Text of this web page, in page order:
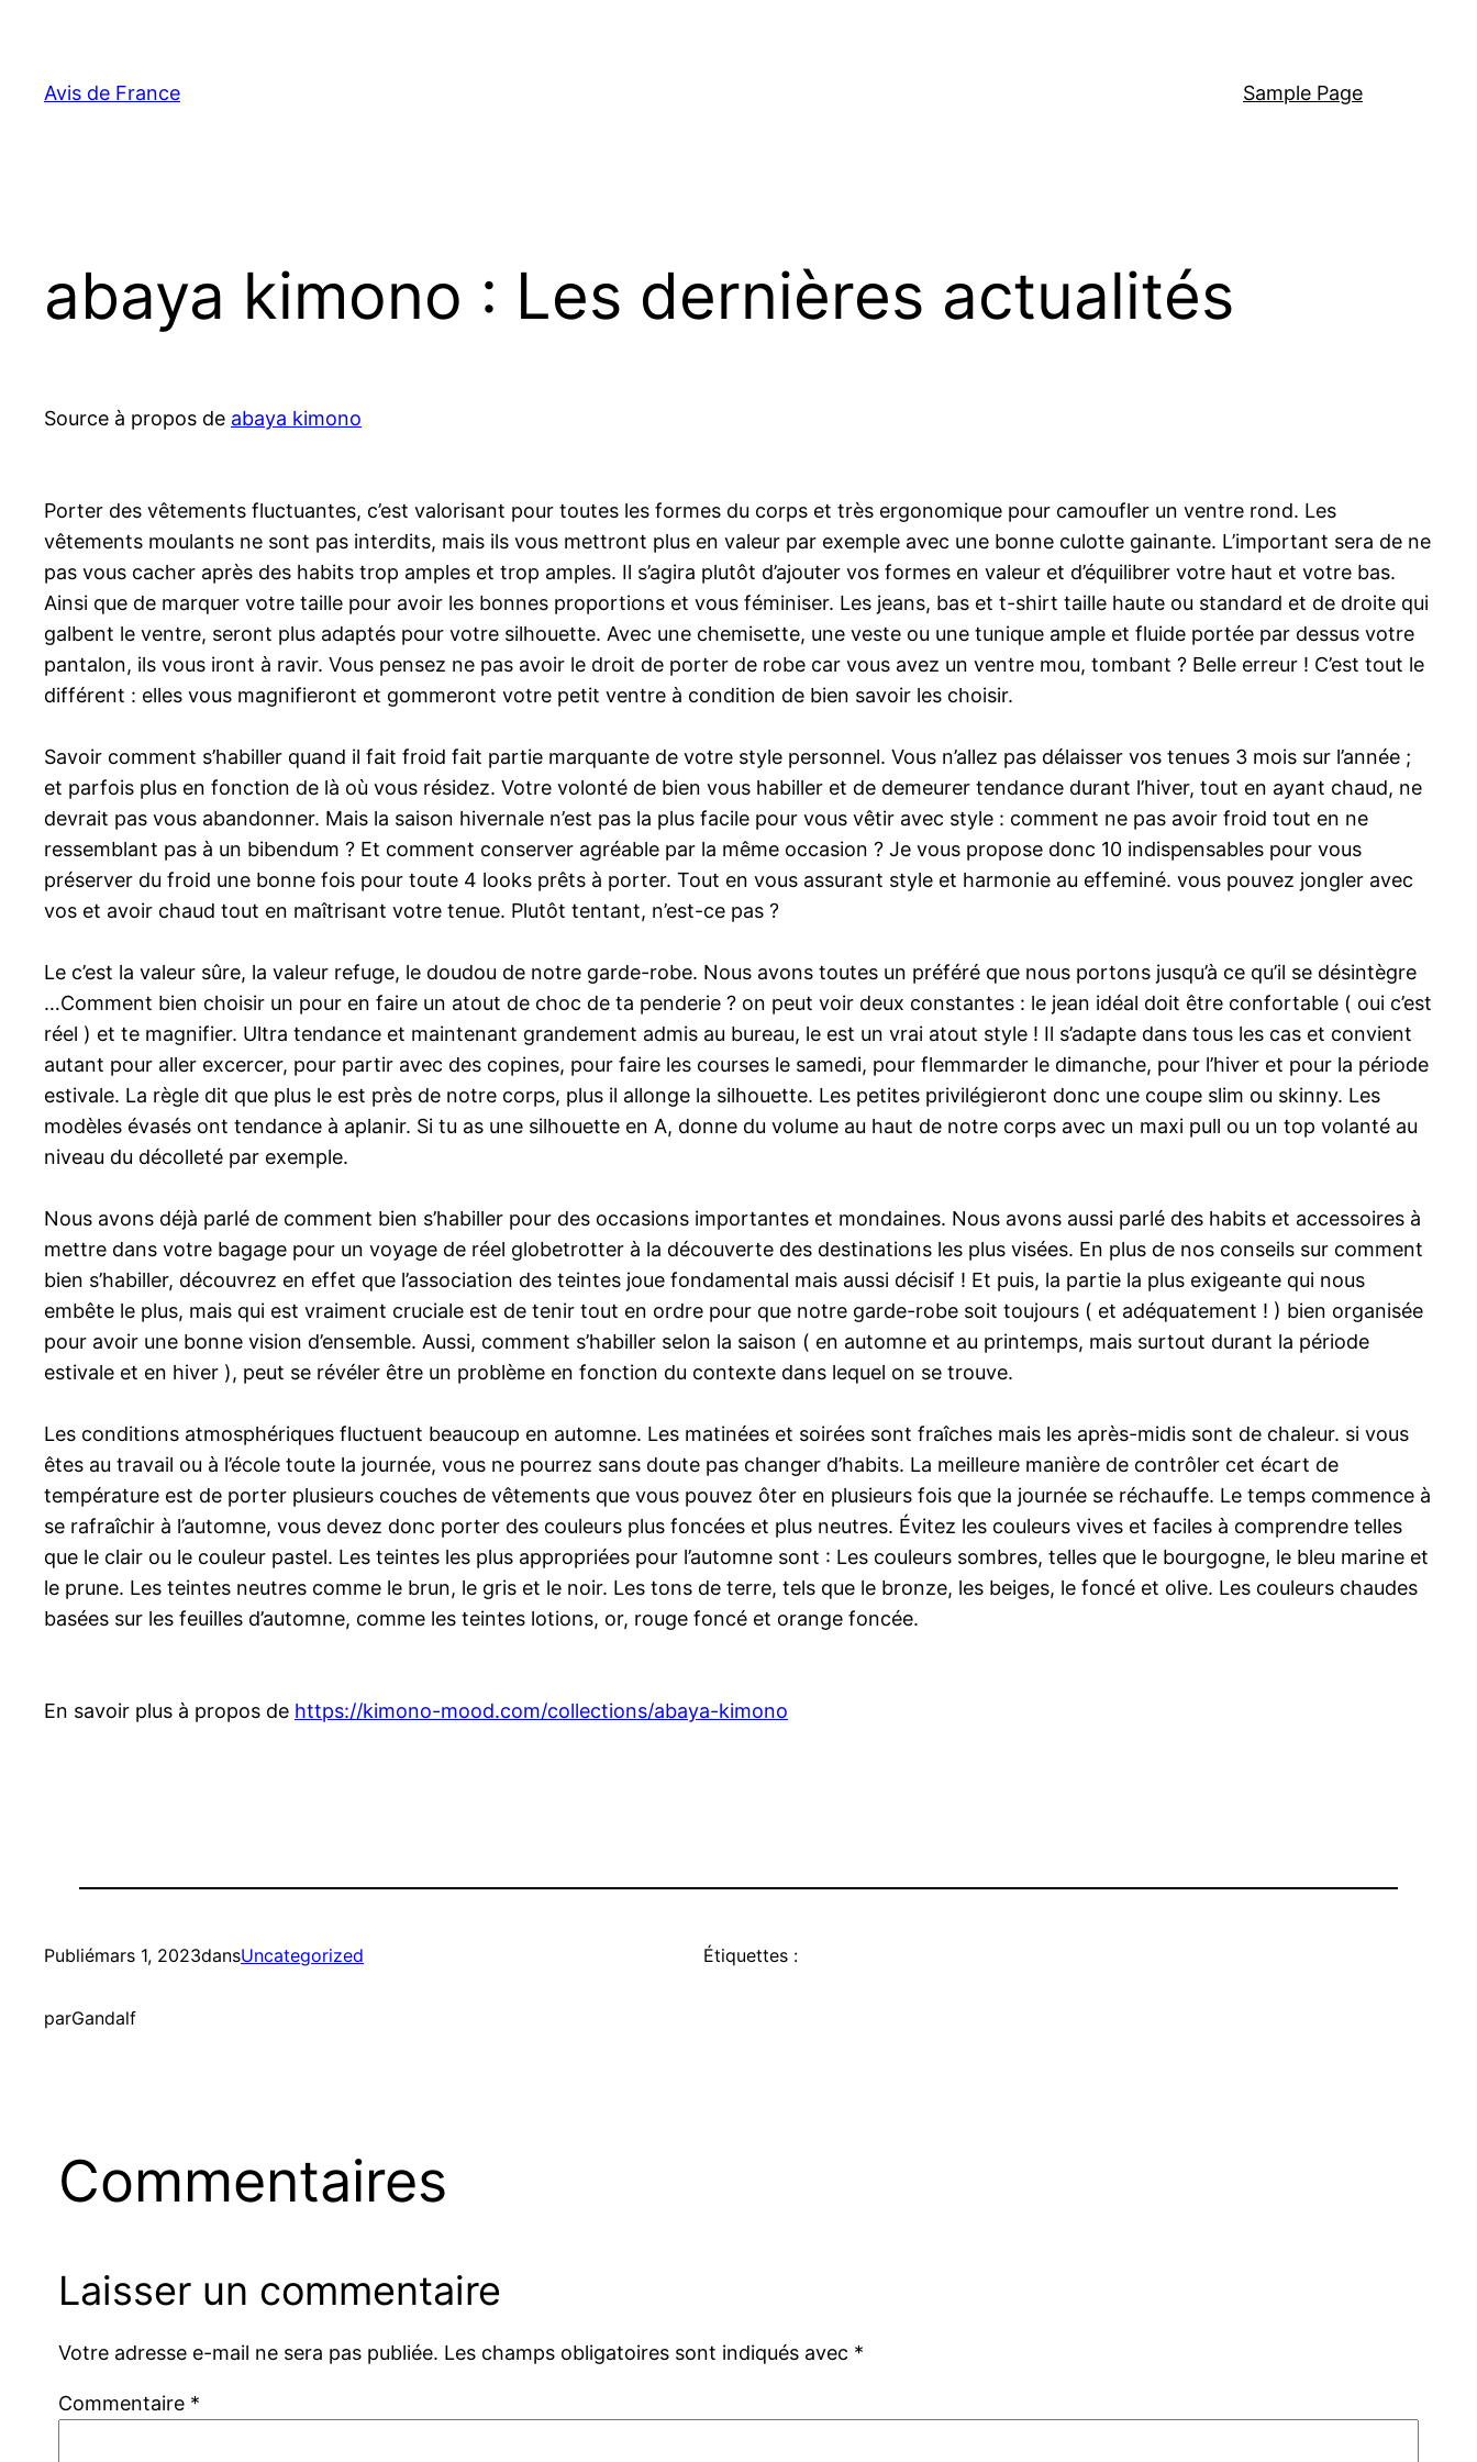
contenu
Avis de France Sample Page
abaya kimono : Les dernières actualités
Source à propos de abaya kimono
Porter des vêtements fluctuantes, c’est valorisant pour toutes les formes du corps et très ergonomique pour camoufler un ventre rond. Les
vêtements moulants ne sont pas interdits, mais ils vous mettront plus en valeur par exemple avec une bonne culotte gainante. L’important sera de ne
pas vous cacher après des habits trop amples et trop amples. Il s’agira plutôt d’ajouter vos formes en valeur et d’équilibrer votre haut et votre bas.
Ainsi que de marquer votre taille pour avoir les bonnes proportions et vous féminiser. Les jeans, bas et t-shirt taille haute ou standard et de droite qui
galbent le ventre, seront plus adaptés pour votre silhouette. Avec une chemisette, une veste ou une tunique ample et fluide portée par dessus votre
pantalon, ils vous iront à ravir. Vous pensez ne pas avoir le droit de porter de robe car vous avez un ventre mou, tombant ? Belle erreur ! C’est tout le
différent : elles vous magnifieront et gommeront votre petit ventre à condition de bien savoir les choisir.
Savoir comment s’habiller quand il fait froid fait partie marquante de votre style personnel. Vous n’allez pas délaisser vos tenues 3 mois sur l’année ;
et parfois plus en fonction de là où vous résidez. Votre volonté de bien vous habiller et de demeurer tendance durant l’hiver, tout en ayant chaud, ne
devrait pas vous abandonner. Mais la saison hivernale n’est pas la plus facile pour vous vêtir avec style : comment ne pas avoir froid tout en ne
ressemblant pas à un bibendum ? Et comment conserver agréable par la même occasion ? Je vous propose donc 10 indispensables pour vous
préserver du froid une bonne fois pour toute 4 looks prêts à porter. Tout en vous assurant style et harmonie au effeminé. vous pouvez jongler avec
vos et avoir chaud tout en maîtrisant votre tenue. Plutôt tentant, n’est-ce pas ?
Le c’est la valeur sûre, la valeur refuge, le doudou de notre garde-robe. Nous avons toutes un préféré que nous portons jusqu’à ce qu’il se désintègre
…Comment bien choisir un pour en faire un atout de choc de ta penderie ? on peut voir deux constantes : le jean idéal doit être confortable ( oui c’est
réel ) et te magnifier. Ultra tendance et maintenant grandement admis au bureau, le est un vrai atout style ! Il s’adapte dans tous les cas et convient
autant pour aller excercer, pour partir avec des copines, pour faire les courses le samedi, pour flemmarder le dimanche, pour l’hiver et pour la période
estivale. La règle dit que plus le est près de notre corps, plus il allonge la silhouette. Les petites privilégieront donc une coupe slim ou skinny. Les
modèles évasés ont tendance à aplanir. Si tu as une silhouette en A, donne du volume au haut de notre corps avec un maxi pull ou un top volanté au
niveau du décolleté par exemple.
Nous avons déjà parlé de comment bien s’habiller pour des occasions importantes et mondaines. Nous avons aussi parlé des habits et accessoires à
mettre dans votre bagage pour un voyage de réel globetrotter à la découverte des destinations les plus visées. En plus de nos conseils sur comment
bien s’habiller, découvrez en effet que l’association des teintes joue fondamental mais aussi décisif ! Et puis, la partie la plus exigeante qui nous
embête le plus, mais qui est vraiment cruciale est de tenir tout en ordre pour que notre garde-robe soit toujours ( et adéquatement ! ) bien organisée
pour avoir une bonne vision d’ensemble. Aussi, comment s’habiller selon la saison ( en automne et au printemps, mais surtout durant la période
estivale et en hiver ), peut se révéler être un problème en fonction du contexte dans lequel on se trouve.
Les conditions atmosphériques fluctuent beaucoup en automne. Les matinées et soirées sont fraîches mais les après-midis sont de chaleur. si vous
êtes au travail ou à l’école toute la journée, vous ne pourrez sans doute pas changer d’habits. La meilleure manière de contrôler cet écart de
température est de porter plusieurs couches de vêtements que vous pouvez ôter en plusieurs fois que la journée se réchauffe. Le temps commence à
se rafraîchir à l’automne, vous devez donc porter des couleurs plus foncées et plus neutres. Évitez les couleurs vives et faciles à comprendre telles
que le clair ou le couleur pastel. Les teintes les plus appropriées pour l’automne sont : Les couleurs sombres, telles que le bourgogne, le bleu marine et
le prune. Les teintes neutres comme le brun, le gris et le noir. Les tons de terre, tels que le bronze, les beiges, le foncé et olive. Les couleurs chaudes
basées sur les feuilles d’automne, comme les teintes lotions, or, rouge foncé et orange foncée.
En savoir plus à propos de https://kimono-mood.com/collections/abaya-kimono
Publiémars 1, 2023dansUncategorized
parGandalf
Étiquettes :
Commentaires
Laisser un commentaire
Votre adresse e-mail ne sera pas publiée. Les champs obligatoires sont indiqués avec *
Commentaire *